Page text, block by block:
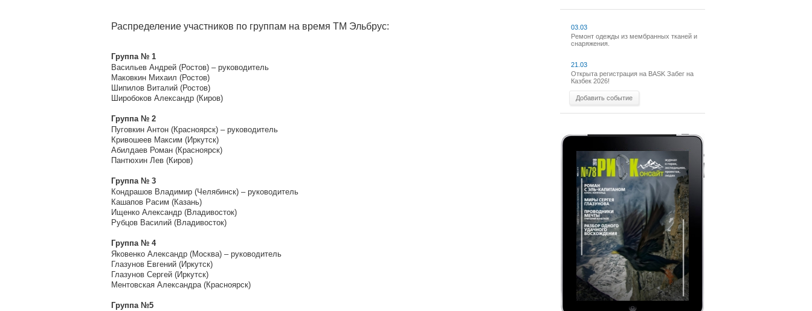
Распределение участников по группам на время ТМ Эльбрус:
Группа № 1
Васильев Андрей (Ростов) – руководитель
Маковкин Михаил (Ростов)
Шипилов Виталий (Ростов)
Широбоков Александр (Киров)
Группа № 2
Пуговкин Антон (Красноярск) – руководитель
Кривошеев Максим (Иркутск)
Абилдаев Роман (Красноярск)
Пантюхин Лев (Киров)
Группа № 3
Кондрашов Владимир (Челябинск) – руководитель
Кашапов Расим (Казань)
Ищенко Александр (Владивосток)
Рубцов Василий (Владивосток)
Группа № 4
Яковенко Александр (Москва) – руководитель
Глазунов Евгений (Иркутск)
Глазунов Сергей (Иркутск)
Ментовская Александра (Красноярск)
Группа №5
03.03
Ремонт одежды из мембранных тканей и
снаряжения.
21.03
Открыта регистрация на BASK Забег на
Казбек 2026!
Добавить событие